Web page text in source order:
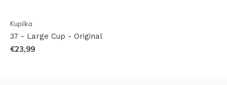
Kupilka
37 - Large Cup - Original
€23,99